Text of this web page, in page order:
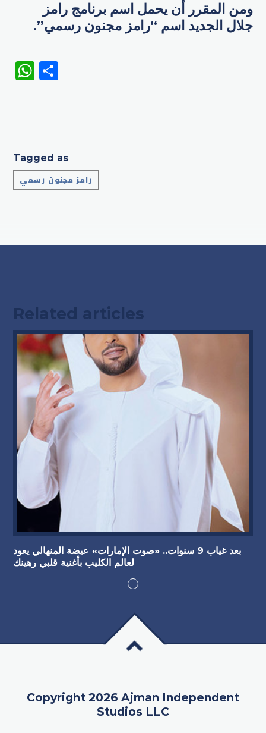
ومن المقرر أن يحمل اسم برنامج رامز
جلال الجديد اسم “رامز مجنون رسمي”.
WhatsApp
Tagged as
رامز مجنون رسمي
Related articles
بعد غياب 9 سنوات.. «صوت الإمارات» عيضة المنهالي يعود
لعالم الكليب بأغنية قلبي رهينك
Copyright 2026 Ajman Independent
Studios LLC